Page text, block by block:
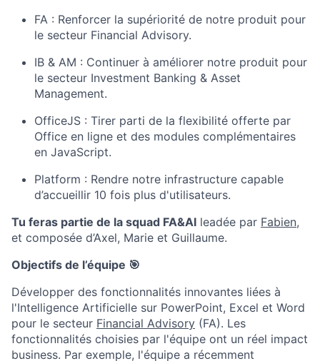
FA : Renforcer la supériorité de notre produit pour
le secteur Financial Advisory.
IB & AM : Continuer à améliorer notre produit pour
le secteur Investment Banking & Asset
Management.
OfficeJS : Tirer parti de la flexibilité offerte par
Office en ligne et des modules complémentaires
en JavaScript.
Platform : Rendre notre infrastructure capable
d’accueillir 10 fois plus d'utilisateurs.
Tu feras partie de la squad FA&AI leadée par Fabien,
et composée d’Axel, Marie et Guillaume.
Objectifs de l’équipe 🎯
Développer des fonctionnalités innovantes liées à
l'Intelligence Artificielle sur PowerPoint, Excel et Word
pour le secteur Financial Advisory (FA). Les
fonctionnalités choisies par l'équipe ont un réel impact
business. Par exemple, l'équipe a récemment